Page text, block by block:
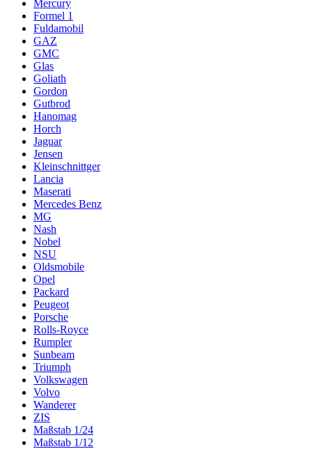
Mercury
Formel 1
Fuldamobil
GAZ
GMC
Glas
Goliath
Gordon
Gutbrod
Hanomag
Horch
Jaguar
Jensen
Kleinschnittger
Lancia
Maserati
Mercedes Benz
MG
Nash
Nobel
NSU
Oldsmobile
Opel
Packard
Peugeot
Porsche
Rolls-Royce
Rumpler
Sunbeam
Triumph
Volkswagen
Volvo
Wanderer
ZIS
Maßstab 1/24
Maßstab 1/12